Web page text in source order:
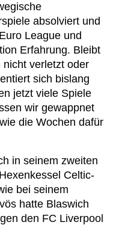
absolviert und
League und
Erfahrung. Bleibt
verletzt oder
sich bislang
jetzt viele Spiele
wir gewappnet
die Wochen dafür
in seinem zweiten
Celtic-
bei seinem
hatte Blaswich
den FC Liverpool